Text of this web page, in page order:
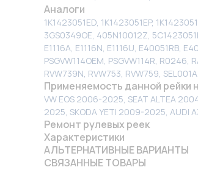
Аналоги
1K1423051ED, 1K1423051EP,
3GS0349OE, 405N10012Z,
E1116A, E1116N, E1116U, E40051RB,
PSGVW114OEM, PSGVW114R, R0246,
RVW739N, RVW753, RVW759,
Применяемость данной рейки
VW EOS 2006-2025, SEAT ALTEA
2025, SKODA YETI 2009-2025, AUDI
Ремонт рулевых реек
Характеристики
АЛЬТЕРНАТИВНЫЕ ВАРИАНТЫ
СВЯЗАННЫЕ ТОВАРЫ